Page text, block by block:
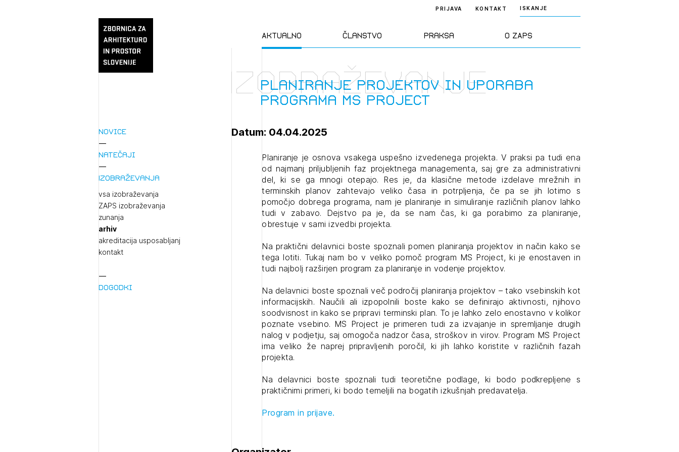
Aktualno Članstvo Praksa O ZAPS
PRIJAVA KONTAKT ISKANJE
Novice
Natečaji
Izobraževanja
Dogodki
Člani ZAPS
Kandidati za
izpit
Standard ZAPS
Pravila stroke
Opravljanje
dejavnosti
Sklepanje poslov
projektiranje
Strokovna pomoč
Za investitorje
Občinski
urbanisti
Projekti
Knjižnica
dokumentov
Planiranje projektov in uporaba
programa MS Project
Izobraževanje
Novice
Natečaji
Izobraževanja
vsa izobraževanja
ZAPS izobraževanja
zunanja
arhiv
akreditacija usposabljanj
kontakt
Dogodki
Datum: 04.04.2025
Planiranje je osnova vsakega uspešno izvedenega projekta. V praksi pa tudi ena
od najmanj priljubljenih faz projektnega managementa, saj gre za administrativni
del, ki se ga mnogi otepajo. Res je, da klasične metode izdelave mrežnih in
terminskih planov zahtevajo veliko časa in potrpljenja, če pa se jih lotimo s
pomočjo dobrega programa, nam je planiranje in simuliranje različnih planov lahko
tudi v zabavo. Dejstvo pa je, da se nam čas, ki ga porabimo za planiranje,
obrestuje v sami izvedbi projekta.
Na praktični delavnici boste spoznali pomen planiranja projektov in način kako se
tega lotiti. Tukaj nam bo v veliko pomoč program MS Project, ki je enostaven in
tudi najbolj razširjen program za planiranje in vodenje projektov.
Na delavnici boste spoznali več področij planiranja projektov – tako vsebinskih kot
informacijskih. Naučili ali izpopolnili boste kako se definirajo aktivnosti, njihovo
soodvisnost in kako se pripravi terminski plan. To je lahko zelo enostavno v kolikor
poznate vsebino. MS Project je primeren tudi za izvajanje in spremljanje drugih
nalog v podjetju, saj omogoča nadzor časa, stroškov in virov. Program MS Project
ima veliko že naprej pripravljenih poročil, ki jih lahko koristite v različnih fazah
projekta.
Na delavnici boste spoznali tudi teoretične podlage, ki bodo podkrepljene s
praktičnimi primeri, ki bodo temeljili na bogatih izkušnjah predavatelja.
Program in prijave.